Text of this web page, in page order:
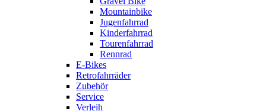
Mountainbike
Jugenfahrrad
Kinderfahrrad
Tourenfahrrad
Rennrad
E-Bikes
Retrofahrräder
Zubehör
Service
Verleih